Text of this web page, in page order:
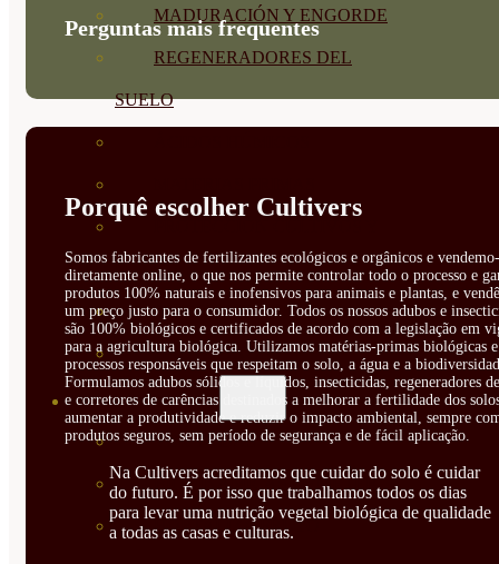
MADURACIÓN Y ENGORDE
REGENERADORES DEL
SUELO
PLANTAS
PLANTAS INTERIOR
GROWPUNCH
SEMILLAS
VER TODAS
BIODINÁMICAS DEMETER
HORTALIZA FRUTO
Perguntas mais frequentes
Porquê escolher Cultivers
Somos fabricantes de fertilizantes ecológicos e orgânicos e
diretamente online, o que nos permite controlar todo o processo e
produtos 100% naturais e inofensivos para animais e plantas, e
um preço justo para o consumidor. Todos os nossos adubos e
são 100% biológicos e certificados de acordo com a legislação em
para a agricultura biológica. Utilizamos matérias-primas biológicas e
processos responsáveis que respeitam o solo, a água e a
Formulamos adubos sólidos e líquidos, insecticidas, regeneradores
e corretores de carências destinados a melhorar a fertilidade dos
aumentar a produtividade e reduzir o impacto ambiental, sempre
produtos seguros, sem período de segurança e de fácil aplicação.
Na Cultivers acreditamos que cuidar do solo é cuidar
do futuro. É por isso que trabalhamos todos os dias
para levar uma nutrição vegetal biológica de qualidade
a todas as casas e culturas.